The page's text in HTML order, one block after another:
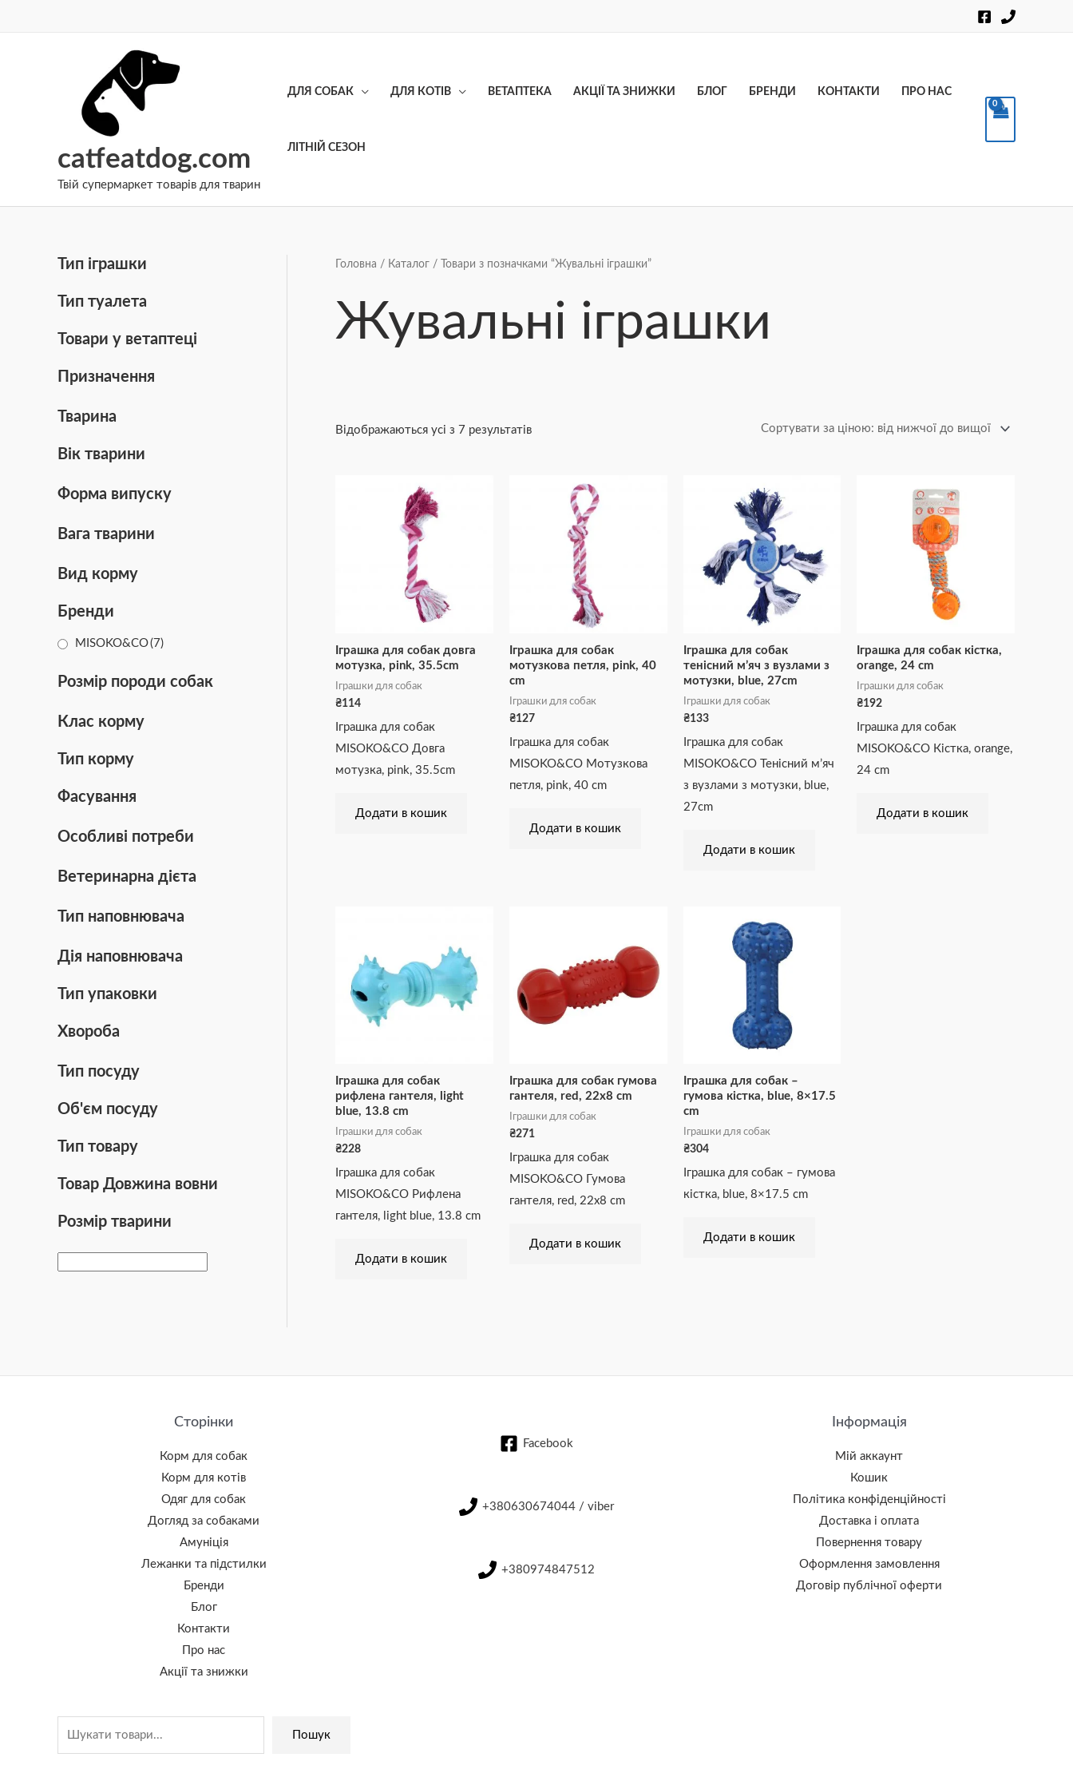
catfeatdog.com
Твій супермаркет товарів для тварин
ДЛЯ СОБАК ДЛЯ КОТІВ ВЕТАПТЕКА АКЦІЇ ТА ЗНИЖКИ БЛОГ БРЕНДИ КОНТАКТИ ПРО НАС
ЛІТНІЙ СЕЗОН
Тип іграшки
Тип туалета
Товари у ветаптеці
Призначення
Тварина
Вік тварини
Форма випуску
Вага тварини
Вид корму
Бренди
MISOKO&CO(7)
Розмір породи собак
Клас корму
Тип корму
Фасування
Особливі потреби
Ветеринарна дієта
Тип наповнювача
Дія наповнювача
Тип упаковки
Хвороба
Тип посуду
Об'єм посуду
Тип товару
Товар Довжина вовни
Розмір тварини
Головна / Каталог / Товари з позначками “Жувальні іграшки”
Жувальні іграшки
Відображаються усі з 7 результатів
Сортування
найнижчої
до
Іграшка для собак довга
мотузка, pink, 35.5cm
Іграшки для собак
₴114
Іграшка для собак
MISOKO&CO Довга
мотузка, pink, 35.5cm
Додати в кошик
Іграшка для собак
мотузкова петля, pink, 40
cm
Іграшки для собак
₴127
Іграшка для собак
MISOKO&CO Мотузкова
петля, pink, 40 cm
Додати в кошик
Іграшка для собак
тенісний м’яч з вузлами з
мотузки, blue, 27cm
Іграшки для собак
₴133
Іграшка для собак
MISOKO&CO Тенісний м’яч
з вузлами з мотузки, blue,
27cm
Додати в кошик
Іграшка для собак кістка,
orange, 24 cm
Іграшки для собак
₴192
Іграшка для собак
MISOKO&CO Кістка, orange,
24 cm
Додати в кошик
Іграшка для собак
рифлена гантеля, light
blue, 13.8 cm
Іграшки для собак
₴228
Іграшка для собак
MISOKO&CO Рифлена
гантеля, light blue, 13.8 cm
Додати в кошик
Іграшка для собак гумова
гантеля, red, 22х8 cm
Іграшки для собак
₴271
Іграшка для собак
MISOKO&CO Гумова
гантеля, red, 22х8 cm
Додати в кошик
Іграшка для собак –
гумова кістка, blue, 8×17.5
cm
Іграшки для собак
₴304
Іграшка для собак – гумова
кістка, blue, 8×17.5 cm
Додати в кошик
Сторінки
Корм для собак
Корм для котів
Одяг для собак
Догляд за собаками
Амуніція
Лежанки та підстилки
Бренди
Блог
Контакти
Про нас
Акції та знижки
Пошук
Facebook
+380630674044 / viber
+380974847512
Інформація
Мій аккаунт
Кошик
Політика конфіденційності
Доставка і оплата
Повернення товару
Оформлення замовлення
Договір публічної оферти